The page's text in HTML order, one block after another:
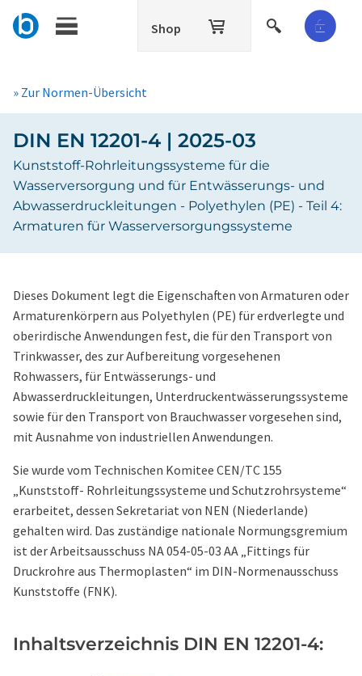
Shop
» Zur Normen-Übersicht
DIN EN 12201-4 | 2025-03
Kunststoff-Rohrleitungssysteme für die
Wasserversorgung und für Entwässerungs- und
Abwasserdruckleitungen - Polyethylen (PE) - Teil 4:
Armaturen für Wasserversorgungssysteme
Dieses Dokument legt die Eigenschaften von Armaturen oder
Armaturenkörpern aus Polyethylen (PE) für erdverlegte und
oberirdische Anwendungen fest, die für den Transport von
Trinkwasser, des zur Aufbereitung vorgesehenen
Rohwassers, für Entwässerungs- und
Abwasserdruckleitungen, Unterdruckentwässerungssysteme
sowie für den Transport von Brauchwasser vorgesehen sind,
mit Ausnahme von industriellen Anwendungen.
Sie wurde vom Technischen Komitee CEN/TC 155
„Kunststoff- Rohrleitungssysteme und Schutzrohrsysteme“
erarbeitet, dessen Sekretariat von NEN (Niederlande)
gehalten wird. Das zuständige nationale Normungsgremium
ist der Arbeitsausschuss NA 054-05-03 AA „Fittings für
Druckrohre aus Thermoplasten“ im DIN-Normenausschuss
Kunststoffe (FNK).
Inhaltsverzeichnis DIN EN 12201-4: